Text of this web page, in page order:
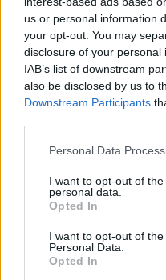
us or personal information
your opt-out. You may
disclosure of your
IAB’s list of downstream
also be disclosed by us to
Downstream Participants
Personal Data
I want to opt-out of
personal data.
Opted In
I want to opt-out of
Personal Data.
Opted In
Gérer le stress et
Des techniques telles
profonde ou le yoga
améliorer la qualité du
Prendre en compte
Limiter la
fin de journée
Inclure des
comme les noix ou